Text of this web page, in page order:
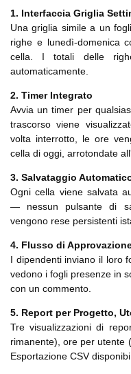
1. Interfaccia Griglia
Una griglia simile a un
righe e lunedì-domenica
cella. I totali delle
automaticamente.
2. Timer Integrato
Avvia un timer per
trascorso viene
volta interrotto, le ore
cella di oggi, arrotondate
3. Salvataggio
Ogni cella viene salvata
— nessun pulsante di
vengono rese persistenti
4. Flusso di
I dipendenti inviano il loro
vedono i fogli presenze in
con un commento.
5. Report per Progetto,
Tre visualizzazioni di
rimanente), ore per utente
Esportazione CSV